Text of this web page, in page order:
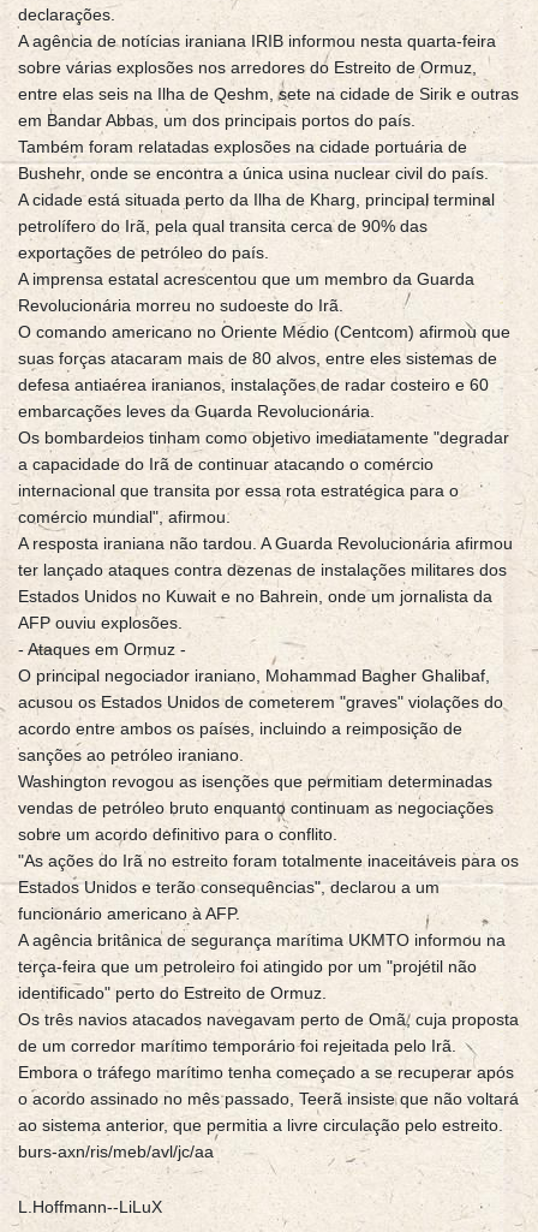
declarações.
A agência de notícias iraniana IRIB informou nesta quarta-feira
sobre várias explosões nos arredores do Estreito de Ormuz,
entre elas seis na Ilha de Qeshm, sete na cidade de Sirik e outras
em Bandar Abbas, um dos principais portos do país.
Também foram relatadas explosões na cidade portuária de
Bushehr, onde se encontra a única usina nuclear civil do país.
A cidade está situada perto da Ilha de Kharg, principal terminal
petrolífero do Irã, pela qual transita cerca de 90% das
exportações de petróleo do país.
A imprensa estatal acrescentou que um membro da Guarda
Revolucionária morreu no sudoeste do Irã.
O comando americano no Oriente Médio (Centcom) afirmou que
suas forças atacaram mais de 80 alvos, entre eles sistemas de
defesa antiaérea iranianos, instalações de radar costeiro e 60
embarcações leves da Guarda Revolucionária.
Os bombardeios tinham como objetivo imediatamente "degradar
a capacidade do Irã de continuar atacando o comércio
internacional que transita por essa rota estratégica para o
comércio mundial", afirmou.
A resposta iraniana não tardou. A Guarda Revolucionária afirmou
ter lançado ataques contra dezenas de instalações militares dos
Estados Unidos no Kuwait e no Bahrein, onde um jornalista da
AFP ouviu explosões.
- Ataques em Ormuz -
O principal negociador iraniano, Mohammad Bagher Ghalibaf,
acusou os Estados Unidos de cometerem "graves" violações do
acordo entre ambos os países, incluindo a reimposição de
sanções ao petróleo iraniano.
Washington revogou as isenções que permitiam determinadas
vendas de petróleo bruto enquanto continuam as negociações
sobre um acordo definitivo para o conflito.
"As ações do Irã no estreito foram totalmente inaceitáveis para os
Estados Unidos e terão consequências", declarou a um
funcionário americano à AFP.
A agência britânica de segurança marítima UKMTO informou na
terça-feira que um petroleiro foi atingido por um "projétil não
identificado" perto do Estreito de Ormuz.
Os três navios atacados navegavam perto de Omã, cuja proposta
de um corredor marítimo temporário foi rejeitada pelo Irã.
Embora o tráfego marítimo tenha começado a se recuperar após
o acordo assinado no mês passado, Teerã insiste que não voltará
ao sistema anterior, que permitia a livre circulação pelo estreito.
burs-axn/ris/meb/avl/jc/aa
L.Hoffmann--LiLuX